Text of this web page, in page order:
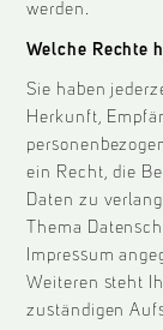
werden.
Welche Rechte
Sie haben
Herkunft,
ein Recht, die
Daten zu
Thema
Impressum
Weiteren steht
zuständigen